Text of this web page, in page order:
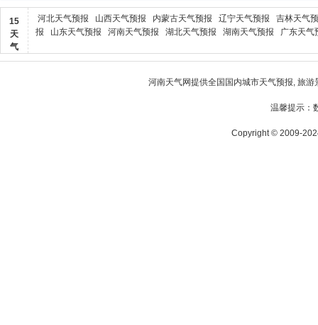
15
天
气
河北天气预报 山西天气预报 内蒙古天气预报 辽宁天气预报
吉林天气
报
山东天气预报 河南天气预报 湖北天气预报 湖南天气预报 广东天气
河南天气网提供全国国内城市天气预报, 旅游
温馨提示：
Copyright © 2009-